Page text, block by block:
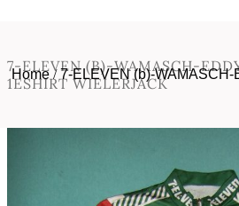
7-ELEVEN (B)-WAMASCH-
1ESHIRT WIELERJACK
Home /7-ELEVEN (b)-